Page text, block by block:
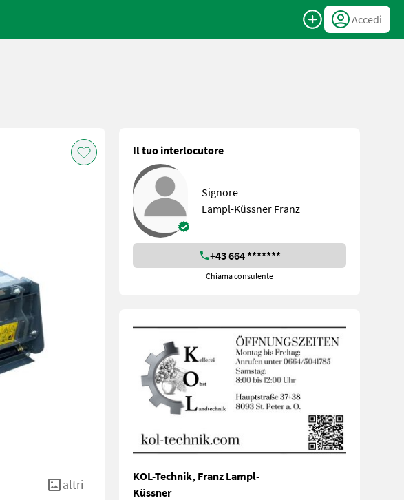
Accedi
altri
Il tuo interlocutore
Signore
Lampl-Küssner Franz
+43 664 *******
Chiama consulente
KOL-Technik, Franz Lampl-
Küssner